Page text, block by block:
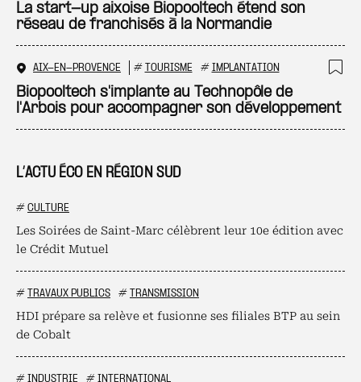
L’ACTU ÉCO EN RÉGION SUD
# CULTURE
Les Soirées de Saint-Marc célèbrent leur 10e édition avec
le Crédit Mutuel
# TRAVAUX PUBLICS # TRANSMISSION
HDI prépare sa relève et fusionne ses filiales BTP au sein
de Cobalt
# INDUSTRIE # INTERNATIONAL
La start-up aixoise Biopooltech étend son
réseau de franchisés à la Normandie
AIX-EN-PROVENCE # TOURISME # IMPLANTATION
Biopooltech s'implante au Technopôle de
l'Arbois pour accompagner son développement